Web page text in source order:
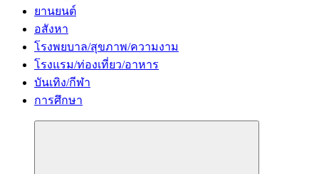
ยานยนต์
อสังหา
โรงพยบาล/สุขภาพ/ความงาม
โรงแรม/ท่องเที่ยว/อาหาร
บันเทิง/กีฬา
การศึกษา